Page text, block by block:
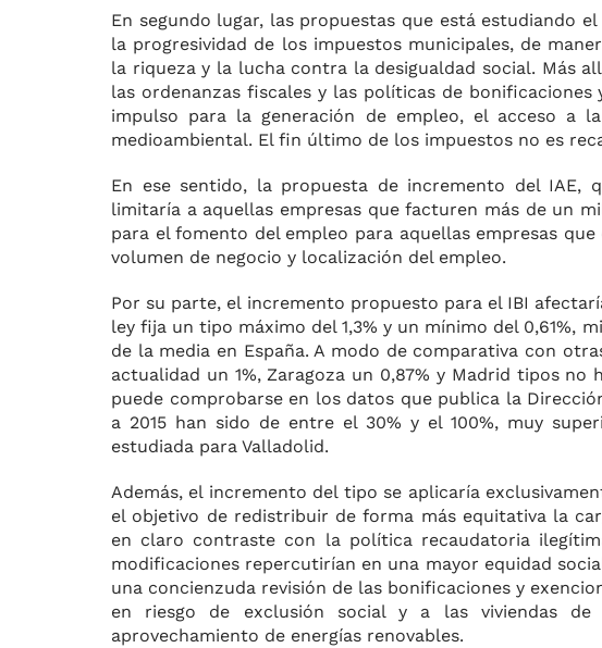
En segundo lugar, las propuestas que está estudiando
la progresividad de los impuestos municipales, de
la riqueza y la lucha contra la desigualdad social. Más
las ordenanzas fiscales y las políticas de
impulso para la generación de empleo, el acceso a
medioambiental. El fin último de los impuestos no es
En ese sentido, la propuesta de incremento del IAE,
limitaría a aquellas empresas que facturen más de un
para el fomento del empleo para aquellas empresas
volumen de negocio y localización del empleo.
Por su parte, el incremento propuesto para el IBI
ley fija un tipo máximo del 1,3% y un mínimo del 0,61%,
de la media en España. A modo de comparativa con
actualidad un 1%, Zaragoza un 0,87% y Madrid tipos no
puede comprobarse en los datos que publica la
a 2015 han sido de entre el 30% y el 100%, muy
estudiada para Valladolid.
Además, el incremento del tipo se aplicaría
el objetivo de redistribuir de forma más equitativa la
en claro contraste con la política recaudatoria
modificaciones repercutirían en una mayor equidad
una concienzuda revisión de las bonificaciones y
en riesgo de exclusión social y a las viviendas
aprovechamiento de energías renovables.